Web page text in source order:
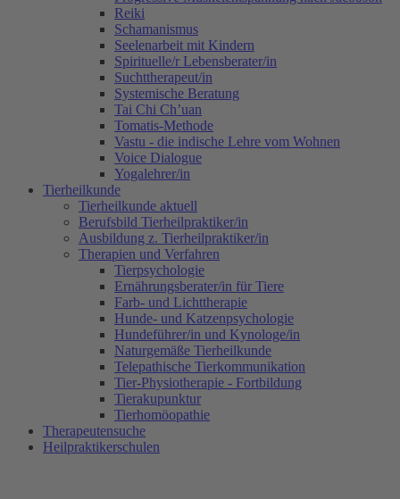
Reiki
Schamanismus
Seelenarbeit mit Kindern
Spirituelle/r Lebensberater/in
Suchttherapeut/in
Systemische Beratung
Tai Chi Ch’uan
Tomatis-Methode
Vastu - die indische Lehre vom Wohnen
Voice Dialogue
Yogalehrer/in
Tierheilkunde
Tierheilkunde aktuell
Berufsbild Tierheilpraktiker/in
Ausbildung z. Tierheilpraktiker/in
Therapien und Verfahren
Tierpsychologie
Ernährungsberater/in für Tiere
Farb- und Lichttherapie
Hunde- und Katzenpsychologie
Hundeführer/in und Kynologe/in
Naturgemäße Tierheilkunde
Telepathische Tierkommunikation
Tier-Physiotherapie - Fortbildung
Tierakupunktur
Tierhomöopathie
Therapeutensuche
Heilpraktikerschulen